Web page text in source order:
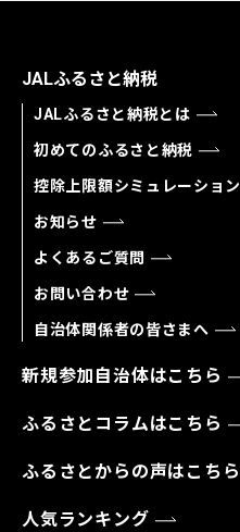
JALふるさと納税
JALふるさと納税とは
初めてのふるさと納税
控除上限額シミュレーション
お知らせ
よくあるご質問
お問い合わせ
自治体関係者の皆さまへ
新規参加自治体はこちら
ふるさとコラムはこちら
ふるさとからの声はこちら
人気ランキング